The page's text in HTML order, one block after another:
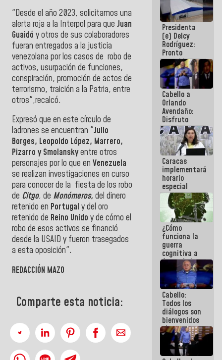
"Desde el año 2023, solicitamos una
alerta roja a la Interpol para que Juan
Guaidó y otros de sus colaboradores
fueran entregados a la justicia
venezolana por los casos de robo de
activos, usurpación de funciones,
conspiración, promoción de actos de
terrorismo, traición a la Patria, entre
otros",recalcó.
Expresó que en este círculo de
ladrones se encuentran "Julio
Borges, Leopoldo López, Marrero,
Pizarro y Smolanskyentre otros
personajes por lo que en Venezuela
se realizan investigaciones en curso
para conocer de la fiesta de los robo
de Citgo, de Monómeros, del dinero
retenido en Portugal y del oro
retenido de Reino Unido y de cómo el
robo de esos activos se financió
desde la USAID y fueron trasegados
a esta oposición".
REDACCIÓN MAZO
Comparte esta noticia:
Presidenta
(e) Delcy
Rodríguez:
Pronto
restableceremos
las
operaciones
en el
Aeropuerto
Internacional
de
Maiquetía
Cabello a
Orlando
Avendaño:
Disfruto
cada vez
que escribes
porque lo
que haces
es
embarrarla
Caracas
implementará
horario
especial
para
adaptarse
al plan de
ahorro
energético
¿Cómo
funciona la
guerra
cognitiva a
favor de la
narrativa
hegemónica?
(1)
Cabello:
Todos los
diálogos son
bienvenidos
siempre que
estén en el
marco de la
Constitución